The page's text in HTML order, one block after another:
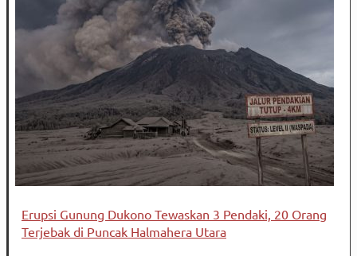
Erupsi Gunung Dukono Tewaskan 3 Pendaki, 20 Orang
Terjebak di Puncak Halmahera Utara